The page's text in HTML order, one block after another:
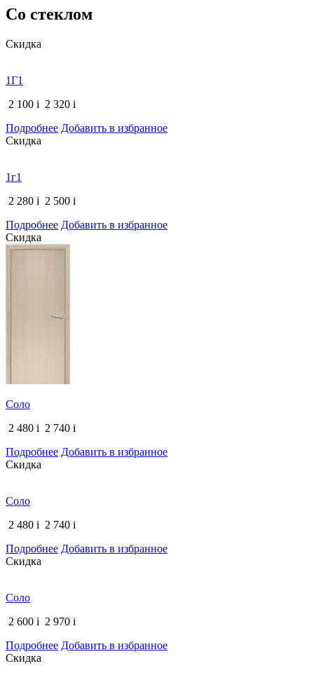
Со стеклом
Скидка
1Г1
2 100 i 2 320 i
Подробнее Добавить в избранное
Скидка
1г1
2 280 i 2 500 i
Подробнее Добавить в избранное
Скидка
Соло
2 480 i 2 740 i
Подробнее Добавить в избранное
Скидка
Соло
2 480 i 2 740 i
Подробнее Добавить в избранное
Скидка
Соло
2 600 i 2 970 i
Подробнее Добавить в избранное
Скидка